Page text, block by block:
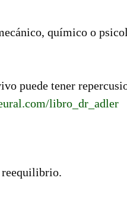
químico o
puede tener
libro_dr_adler
reequilibrio.